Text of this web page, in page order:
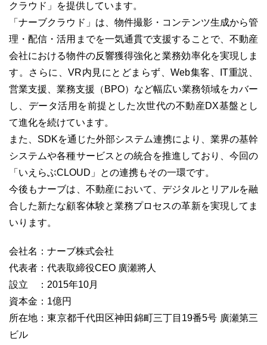
クラウド」を提供しています。
「ナーブクラウド」は、物件撮影・コンテンツ生成から管
理・配信・活用までを一気通貫で支援することで、不動産
会社における物件の反響獲得強化と業務効率化を実現しま
す。さらに、VR内見にとどまらず、Web集客、IT重説、
営業支援、業務支援（BPO）など幅広い業務領域をカバー
し、データ活用を前提とした次世代の不動産DX基盤とし
て進化を続けています。
また、SDKを通じた外部システム連携により、業界の基幹
システムや各種サービスとの統合を推進しており、今回の
「いえらぶCLOUD」との連携もその一環です。
今後もナーブは、不動産において、デジタルとリアルを融
合した新たな顧客体験と業務プロセスの革新を実現してま
いります。
会社名：ナーブ株式会社
代表者：代表取締役CEO 廣瀬將人
設立 ：2015年10月
資本金：1億円
所在地：東京都千代田区神田錦町三丁目19番5号 廣瀬第三
ビル